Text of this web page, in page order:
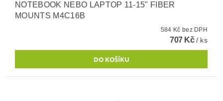
NOTEBOOK NEBO LAPTOP 11-15" FIBER
MOUNTS M4C16B
584 Kč bez DPH
707 Kč/ ks